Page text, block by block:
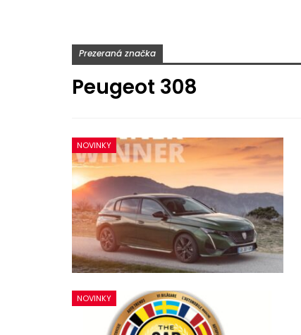
Prezeraná značka
Peugeot 308
NOVINKY
NOVINKY